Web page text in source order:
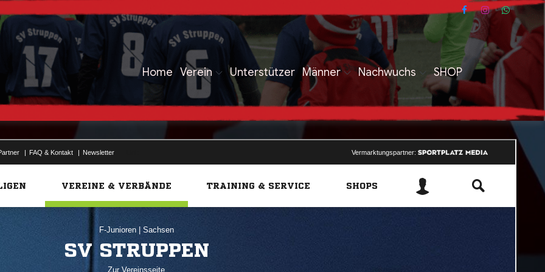
Home Verein Unterstützer Männer Nachwuchs SHOP